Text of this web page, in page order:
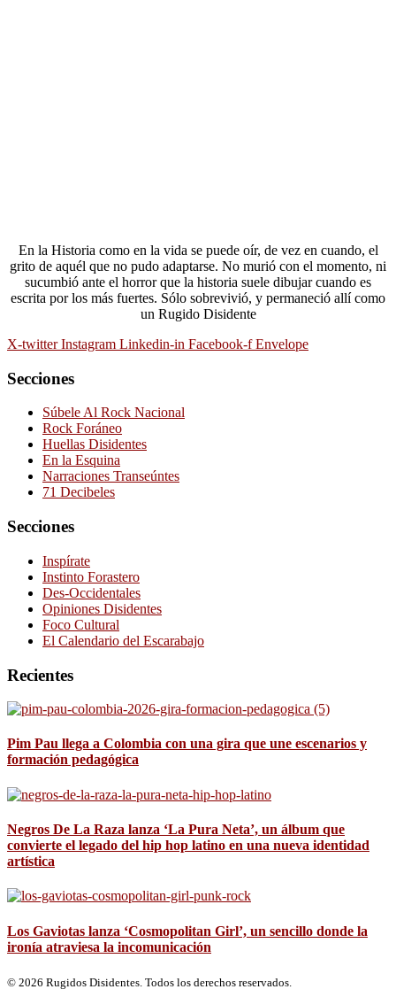
En la Historia como en la vida se puede oír, de vez en cuando, el
grito de aquél que no pudo adaptarse. No murió con el momento, ni
sucumbió ante el horror que la historia suele dibujar cuando es
escrita por los más fuertes. Sólo sobrevivió, y permaneció allí como
un Rugido Disidente
X-twitter Instagram Linkedin-in Facebook-f Envelope
Secciones
Súbele Al Rock Nacional
Rock Foráneo
Huellas Disidentes
En la Esquina
Narraciones Transeúntes
71 Decibeles
Secciones
Inspírate
Instinto Forastero
Des-Occidentales
Opiniones Disidentes
Foco Cultural
El Calendario del Escarabajo
Recientes
Pim Pau llega a Colombia con una gira que une escenarios y
formación pedagógica
Negros De La Raza lanza ‘La Pura Neta’, un álbum que
convierte el legado del hip hop latino en una nueva identidad
artística
Los Gaviotas lanza ‘Cosmopolitan Girl’, un sencillo donde la
ironía atraviesa la incomunicación
© 2026 Rugidos Disidentes. Todos los derechos reservados.